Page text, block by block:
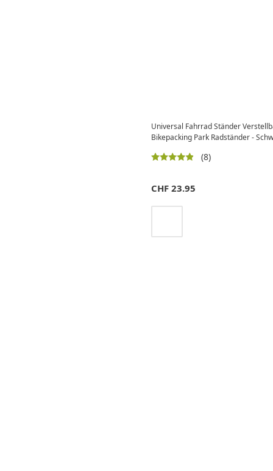
Universal Fahrrad Ständer
Bikepacking Park Radständer -
(8)
CHF 23.95